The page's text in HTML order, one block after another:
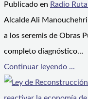
Publicado en Radio
Alcalde Ali
a los seremis de Obras
completo diagnóstico…
Continuar leyendo ...